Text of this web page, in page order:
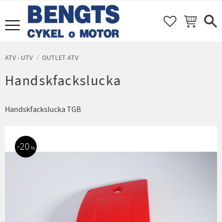
Meny FAVORITER
KUNDVAGN
ATV - UTV OUTLET ATV
Handskfackslucka
Handskfackslucka TGB
20 %